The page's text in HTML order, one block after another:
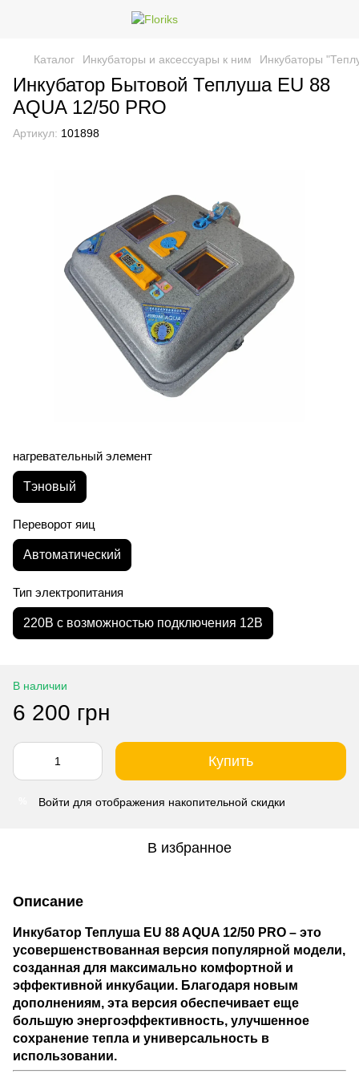
Каталог Инкубаторы и аксессуары к ним Инкубаторы
Инкубатор Бытовой Теплуша EU 88
AQUA 12/50 PRO
Артикул: 101898
нагревательный элемент
Тэновый
Переворот яиц
Автоматический
Тип электропитания
220В с возможностью подключения 12В
В наличии
6 200 грн
Купить
Войти для отображения накопительной скидки
В избранное
Описание
Инкубатор Теплуша EU 88 AQUA 12/50 PRO – это
усовершенствованная версия популярной модели,
созданная для максимально комфортной и
эффективной инкубации. Благодаря новым
дополнениям, эта версия обеспечивает еще
большую энергоэффективность, улучшенное
сохранение тепла и универсальность в
использовании.